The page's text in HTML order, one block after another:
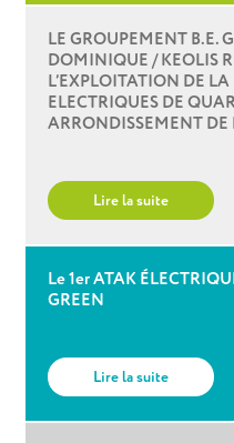
LE GROUPEMENT B.E.
DOMINIQUE / KEOLIS
L’EXPLOITATION DE
ELECTRIQUES DE
ARRONDISSEMENT DE
Lire la suite
Le 1er ATAK
GREEN
Lire la suite